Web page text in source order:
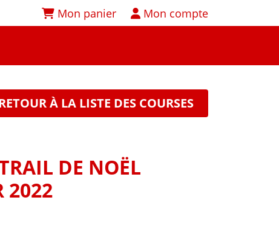
Mon panier Mon compte
À LA LISTE DES COURSES
DE NOËL
2022